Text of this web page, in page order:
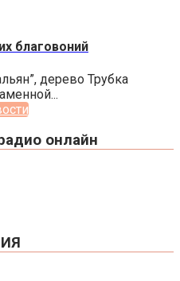
благовоний
дерево Трубка
онлайн